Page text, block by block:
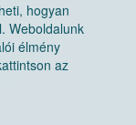
hogyan
Weboldalunk
élmény
az